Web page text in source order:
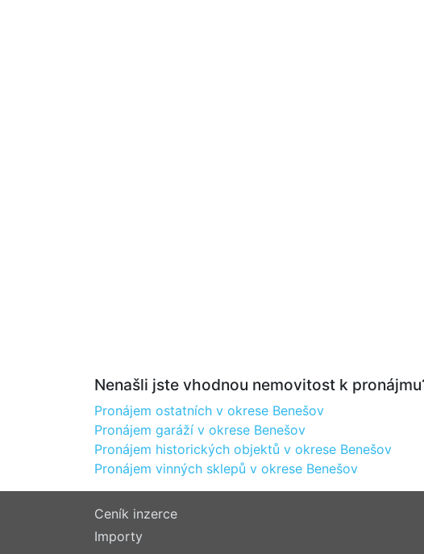
Nenašli jste vhodnou nemovitost k
Pronájem ostatních v okrese Benešov
Pronájem garáží v okrese Benešov
Pronájem historických objektů v okrese Benešov
Pronájem vinných sklepů v okrese Benešov
Ceník inzerce
Importy